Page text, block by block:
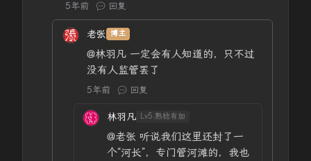
5年前 回复
老张 博主
@林羽凡 一定会有人知道的，只不过
没有人监管罢了
5年前 回复
林羽凡 Lv5.熟稔有加
@老张 听说我们这里还封了一
个“河长”，专门管河滩的，我也